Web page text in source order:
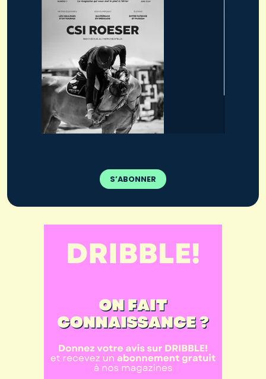
S’ABONNER